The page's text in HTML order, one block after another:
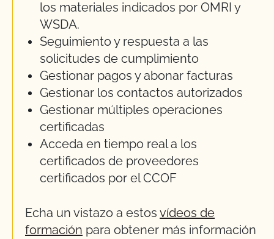
los materiales indicados por OMRI y
WSDA.
Seguimiento y respuesta a las
solicitudes de cumplimiento
Gestionar pagos y abonar facturas
Gestionar los contactos autorizados
Gestionar múltiples operaciones
certificadas
Acceda en tiempo real a los
certificados de proveedores
certificados por el CCOF
Echa un vistazo a estos vídeos de
formación para obtener más información